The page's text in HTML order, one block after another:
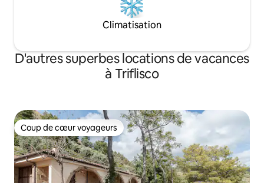
Climatisation
D'autres superbes locations de vacances
à Triflisco
Coup de cœur voyageurs
Coup de cœur voyageurs